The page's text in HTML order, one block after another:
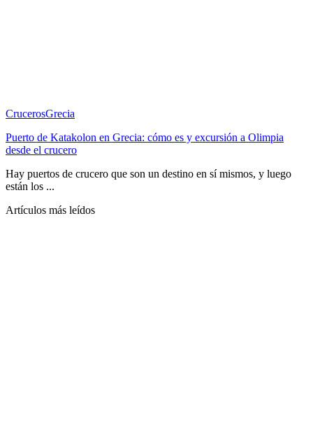
CrucerosGrecia
Puerto de Katakolon en Grecia: cómo es y excursión a Olimpia
desde el crucero
Hay puertos de crucero que son un destino en sí mismos, y luego
están los ...
Artículos más leídos